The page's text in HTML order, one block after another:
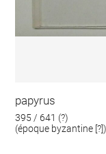
papyrus
395 / 641 (?)
(époque byzantine [?])